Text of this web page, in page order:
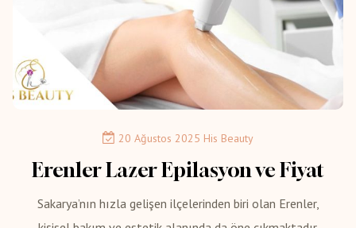
20 Ağustos 2025 His Beauty
Erenler Lazer Epilasyon ve Fiyat
Sakarya’nın hızla gelişen ilçelerinden biri olan Erenler,